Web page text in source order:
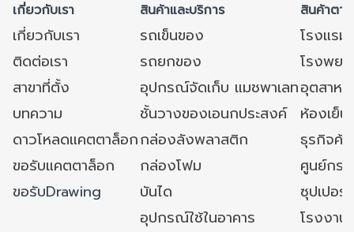
เกี่ยวกับเรา สินค้าและบริการ สินค้าตา
เกี่ยวกับเรา รถเข็นของ
โรงแร
ติดต่อเรา
รถยกของ
โรงพย
สาขาที่ตั้ง
อุปกรณ์จัดเก็บ แมชพาเลทอุตสาหก
บทความ
ชั้นวางของเอนกประสงค์
ห้องเย็
ดาวโหลดแคตตาล็อกกล่องลังพลาสติก
ธุรกิจค้
ขอรับแคตตาล็อก
กล่องโฟม
ศูนย์กร
ขอรับDrawing
บันได
ซุปเปอ
อุปกรณ์ใช้ในอาคาร
โรงงา